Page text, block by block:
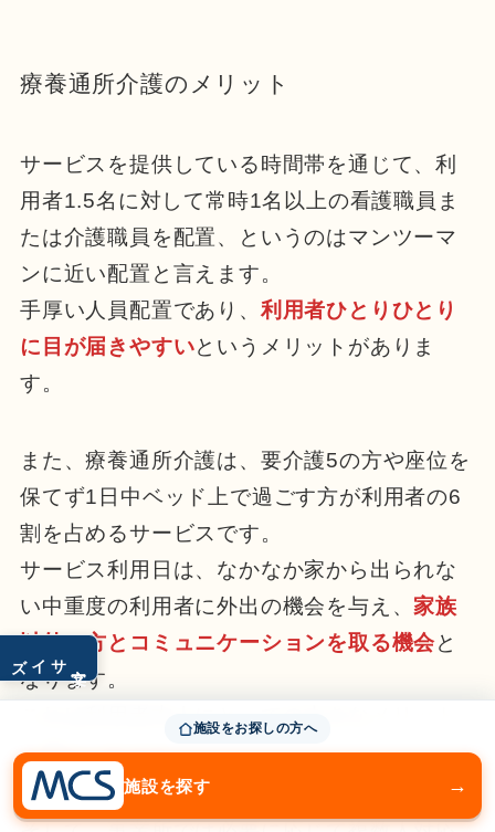
サイズ
療養通所介護のメリット
サービスを提供している時間帯を通じて、利
用者1.5名に対して常時1名以上の看護職員ま
たは介護職員を配置、というのはマンツーマ
ンに近い配置と言えます。
手厚い人員配置であり、 利用者ひとりひとり
に目が届きやすいというメリットがありま
す。
また、療養通所介護は、要介護5の方や座位を
保てず1日中ベッド上で過ごす方が利用者の6
割を占めるサービスです。
サービス利用日は、なかなか家から出られな
い中重度の利用者に外出の機会を与え、家族
以外の方とコミュニケーションを取る機会と
なります。
これは利用者本人にとっての大きなメリット
と考えられます。
施設をお探しの方へ
施設を探す →